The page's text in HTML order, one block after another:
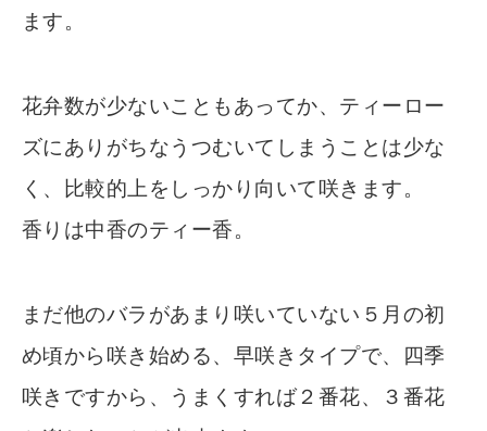
ます。
花弁数が少ないこともあってか、ティーロー
ズにありがちなうつむいてしまうことは少な
く、比較的上をしっかり向いて咲きます。
香りは中香のティー香。
まだ他のバラがあまり咲いていない５月の初
め頃から咲き始める、早咲きタイプで、四季
咲きですから、うまくすれば２番花、３番花